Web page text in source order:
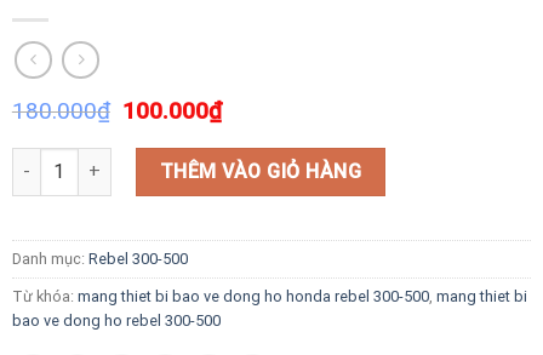
180.000₫ 100.000₫
Màng Thiết Bị Bảo Vệ Đồng Hồ Honda Rebel 300-500 số lượng
THÊM VÀO GIỎ HÀNG
Danh mục: Rebel 300-500
Từ khóa: mang thiet bi bao ve dong ho honda rebel 300-500, mang thiet bi
bao ve dong ho rebel 300-500